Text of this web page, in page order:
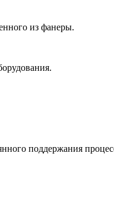
из фанеры.
поддержания